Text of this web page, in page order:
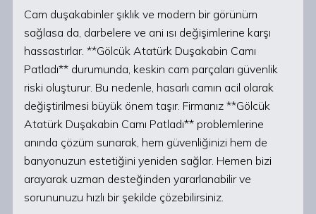
Cam duşakabinler şıklık ve modern bir görünüm
sağlasa da, darbelere ve ani ısı değişimlerine karşı
hassastırlar. **Gölcük Atatürk Duşakabin Camı
Patladı** durumunda, keskin cam parçaları güvenlik
riski oluşturur. Bu nedenle, hasarlı camın acil olarak
değiştirilmesi büyük önem taşır. Firmanız **Gölcük
Atatürk Duşakabin Camı Patladı** problemlerine
anında çözüm sunarak, hem güvenliğinizi hem de
banyonuzun estetiğini yeniden sağlar. Hemen bizi
arayarak uzman desteğinden yararlanabilir ve
sorununuzu hızlı bir şekilde çözebilirsiniz.